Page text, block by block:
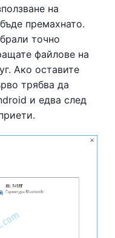
на
премахнато.
точно
файлове на
Ако оставите
трябва да
и едва след